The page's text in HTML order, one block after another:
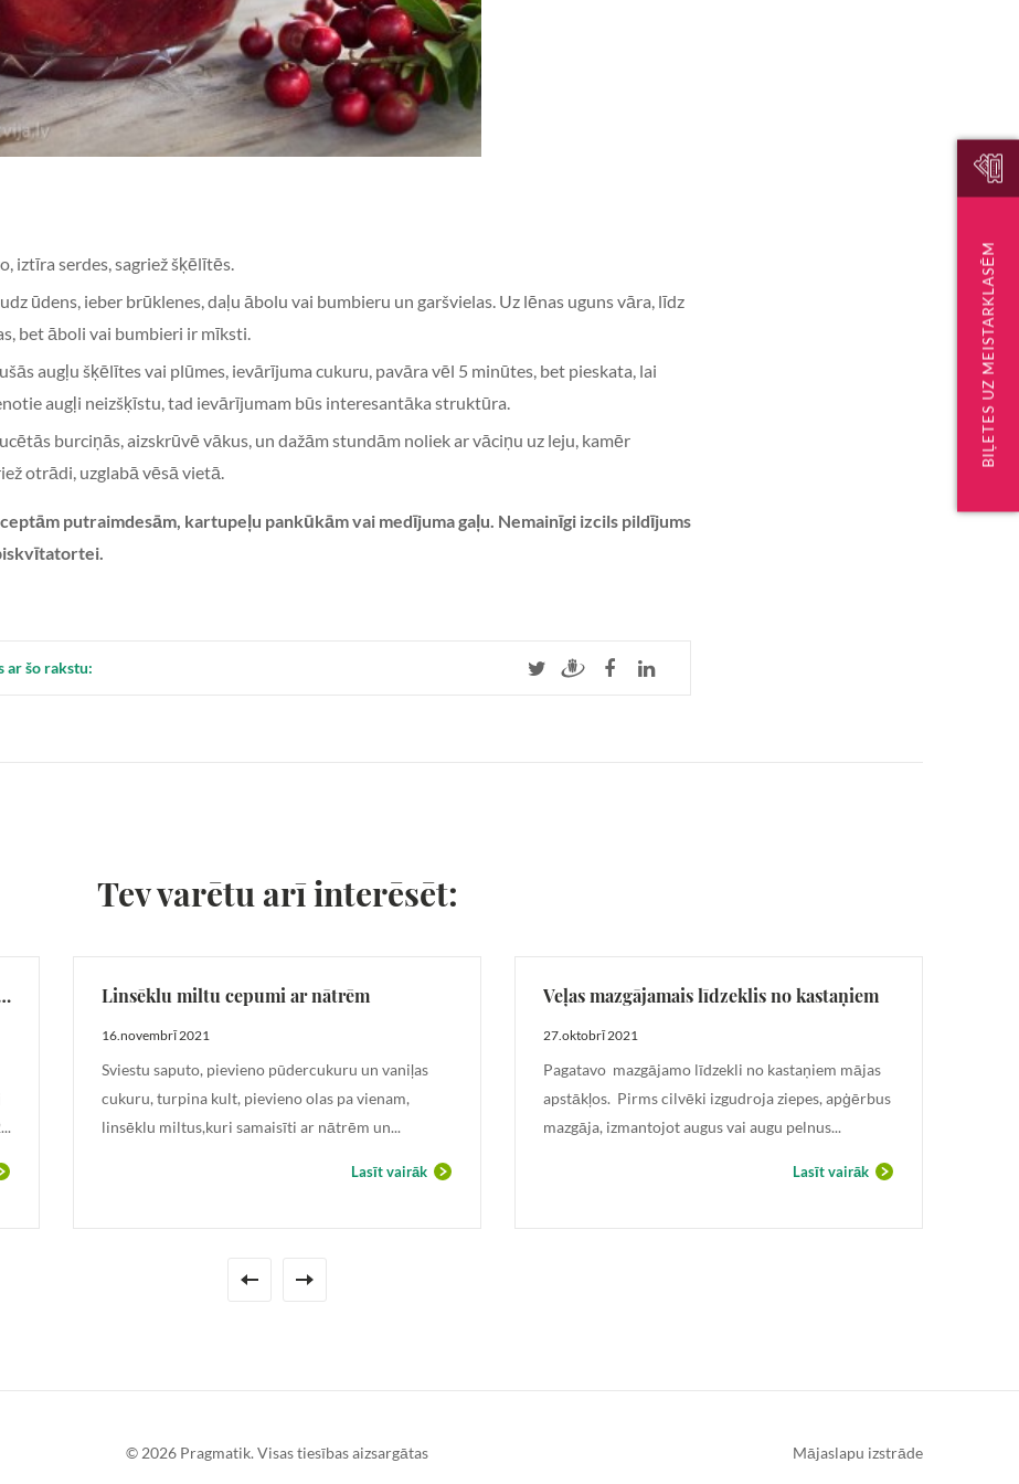
iztīra serdes, sagriež šķēlītēs.
ūdens, ieber brūklenes, daļu ābolu vai bumbieru un garšvielas. Uz lēnas uguns vāra, līdz
bet āboli vai bumbieri ir mīksti.
augļu šķēlītes vai plūmes, ievārī­juma cukuru, pavāra vēl 5 minūtes, bet pieskata, lai
augļi neizšķīstu, tad ievārījumam būs interesantāka struktūra.
burciņās, aizskrūvē vākus, un dažām stundām noliek ar vāciņu uz leju, kamēr
otrādi, uzglabā vēsā vietā.
putraimdesām, kartupeļu pankūkām vai medījuma gaļu. Nemainīgi izcils pildījums
ar šo rakstu:
Tev varētu arī interēsēt:
drumstalām (rudens ābols, sāļā karamele, avenes) Linsēklu miltu cepumi ar nātrēm
16.novembrī 2021
Sviestu saputo, pievieno pūdercukuru un vaniļas
cukuru, turpina kult, pievieno olas pa vienam,
linsēklu miltus,kuri samaisīti ar nātrēm un...
Lasīt vairāk
Veļas mazgājamais līdzeklis no kastaņiem
27.oktobrī 2021
Pagatavo mazgājamo līdzekli no kastaņiem mājas
apstākļos. Pirms cilvēki izgudroja ziepes, apģērbus
mazgāja, izmantojot augus vai augu pelnus...
Lasīt vairāk
© 2026 Pragmatik. Visas tiesības aizsargātas Mājaslapu izstrāde
BIĻETES UZ MEISTARKLASĒM